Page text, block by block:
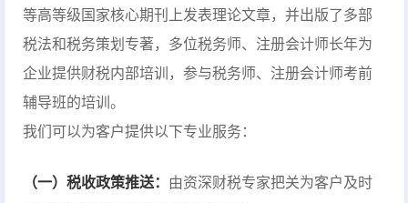
等高等级国家核心期刊上发表理论文章，并出版了多部
税法和税务策划专著，多位税务师、注册会计师长年为
企业提供财税内部培训，参与税务师、注册会计师考前
辅导班的培训。
我们可以为客户提供以下专业服务：
（一）税收政策推送： 由资深财税专家把关为客户及时